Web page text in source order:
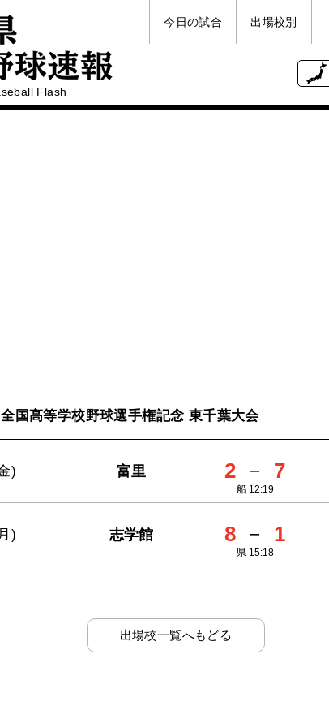
Flash
今日の試合 出場校別
全国高等学校野球選手権記念 東千葉大会
) 富里 2 － 7
船 12:19
) 志学館 8 － 1
県 15:18
出場校一覧へもどる